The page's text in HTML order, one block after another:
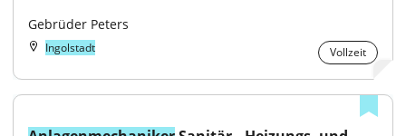
Gebrüder Peters
Ingolstadt Vollzeit